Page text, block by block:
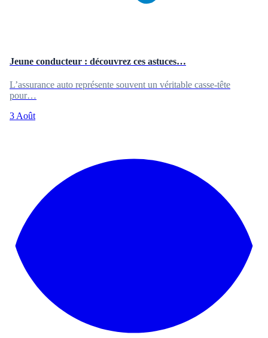
Jeune conducteur : découvrez ces astuces…
L’assurance auto représente souvent un véritable casse-tête
pour…
3 Août